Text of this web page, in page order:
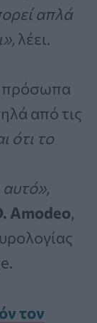
απλά
λέει.
πρόσωπα
από τις
ότι το
αυτό»,
Amodeo,
τον